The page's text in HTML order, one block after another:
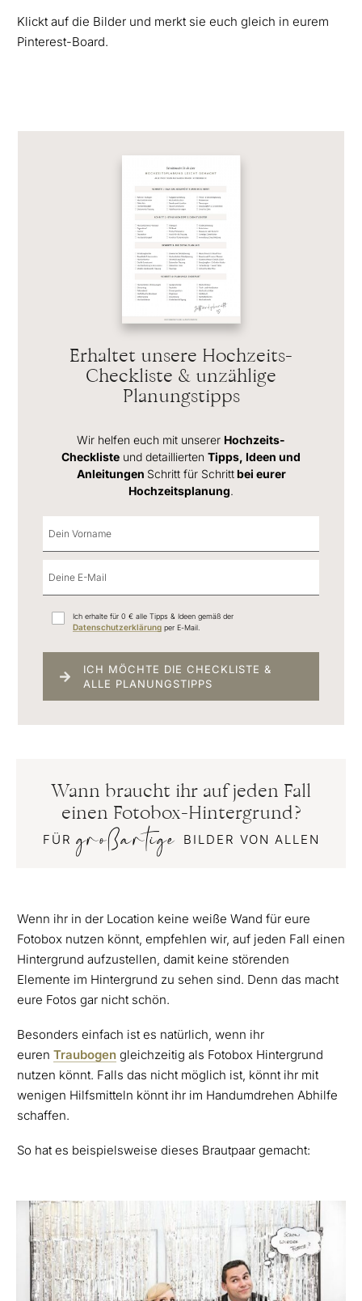
Klickt auf die Bilder und merkt sie euch gleich in eurem
Pinterest-Board.
Erhaltet unsere Hochzeits-
Checkliste & unzählige
Planungstipps
Wir helfen euch mit unserer Hochzeits-
Checkliste und detaillierten Tipps, Ideen und
Anleitungen Schritt für Schrittbei eurer
Hochzeitsplanung.
Ich erhalte für 0 € alle Tipps & Ideen gemäß der
Datenschutzerklärung per E-Mail.
ICH MÖCHTE DIE CHECKLISTE &
ALLE PLANUNGSTIPPS
Wann braucht ihr auf jeden Fall
einen Fotobox-Hintergrund?
FÜRgroßartige BILDER VON ALLEN
Wenn ihr in der Location keine weiße Wand für eure
Fotobox nutzen könnt, empfehlen wir, auf jeden Fall einen
Hintergrund aufzustellen, damit keine störenden
Elemente im Hintergrund zu sehen sind. Denn das macht
eure Fotos gar nicht schön.
Besonders einfach ist es natürlich, wenn ihr
euren Traubogen gleichzeitig als Fotobox Hintergrund
nutzen könnt. Falls das nicht möglich ist, könnt ihr mit
wenigen Hilfsmitteln könnt ihr im Handumdrehen Abhilfe
schaffen.
So hat es beispielsweise dieses Brautpaar gemacht: